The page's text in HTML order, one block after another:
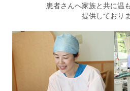
患者さんへ家族と共に温
提供しておりま